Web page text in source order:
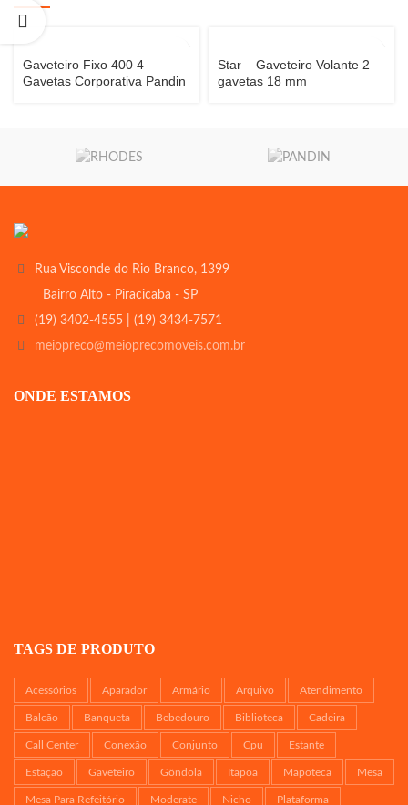
Gaveteiro Fixo 400 4
Gavetas Corporativa Pandin
Star – Gaveteiro Volante 2
gavetas 18 mm
Rua Visconde do Rio Branco, 1399
Bairro Alto - Piracicaba - SP
(19) 3402-4555 | (19) 3434-7571
meiopreco@meioprecomoveis.com.br
ONDE ESTAMOS
TAGS DE PRODUTO
Acessórios Aparador Armário Arquivo Atendimento
Balcão Banqueta Bebedouro Biblioteca Cadeira
Call Center Conexão Conjunto Cpu Estante
Estação Gaveteiro Gôndola Itapoa Mapoteca Mesa
Mesa Para Refeitório Moderate Nicho Plataforma